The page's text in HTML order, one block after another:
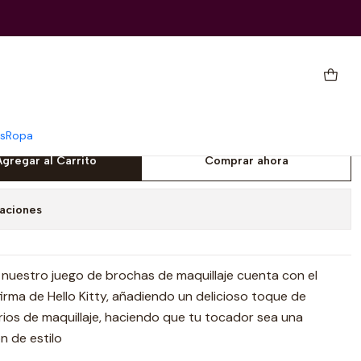
Ropa
de maquillaje Impressions
al Carrito Comprar ahora
juego de brochas de maquillaje cuenta con el
de Hello Kitty, añadiendo un delicioso toque de
de maquillaje, haciendo que tu tocador sea una
de estilo